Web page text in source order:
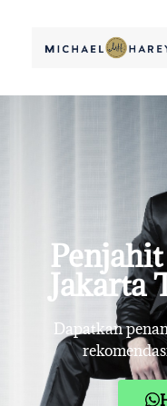
Jakarta
Dapatkan